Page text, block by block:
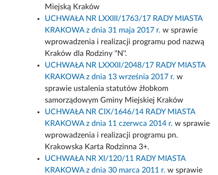
Miejską Kraków
UCHWAŁA NR LXXIII/1763/17 RADY MIASTA
KRAKOWA z dnia 31 maja 2017 r. w sprawie
wprowadzenia i realizacji programu pod nazwą
Kraków dla Rodziny ''N''.
UCHWAŁA NR LXXXII/2048/17 RADY MIASTA
KRAKOWA z dnia 13 września 2017 r.w
sprawie ustalenia statutów żłobkom
samorządowym Gminy Miejskiej Kraków
UCHWAŁA NR CIX/1646/14 RADY MIASTA
KRAKOWA z dnia 11 czerwca 2014 r.w sprawie
wprowadzenia i realizacji programu pn.
Krakowska Karta Rodzinna 3+.
UCHWAŁA NR XI/120/11 RADY MIASTA
KRAKOWA z dnia 30 marca 2011 r.w sprawie